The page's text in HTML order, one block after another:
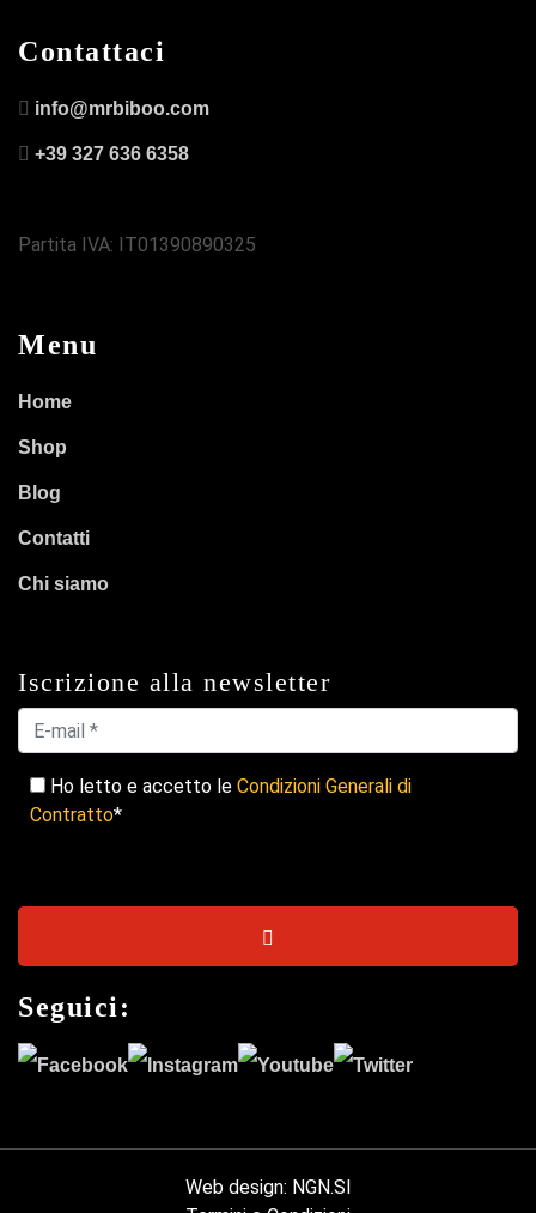
Contattaci
info@mrbiboo.com
+39 327 636 6358
Partita IVA: IT01390890325
Menu
Home
Shop
Blog
Contatti
Chi siamo
Iscrizione alla newsletter
Ho letto e accetto le Condizioni Generali di
Contratto*
Seguici:
Web design: NGN.SI